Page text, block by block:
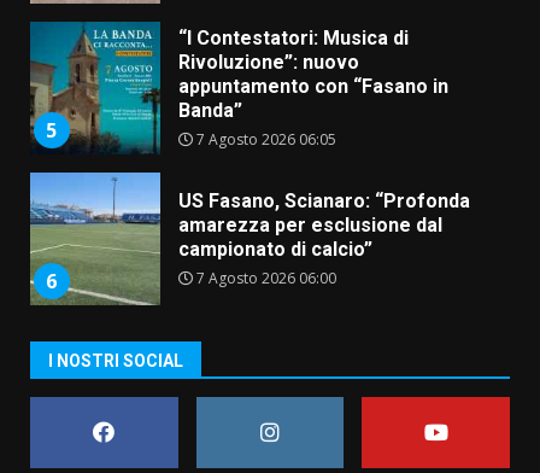
5
“I Contestatori: Musica di
Rivoluzione”: nuovo
appuntamento con “Fasano in
Banda”
7 Agosto 2026 06:05
6
US Fasano, Scianaro: “Profonda
amarezza per esclusione dal
campionato di calcio”
7 Agosto 2026 06:00
Fasanese ferito a colpi di arma
I NOSTRI SOCIAL